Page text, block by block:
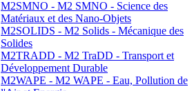
M2SMNO - M2 SMNO - Science des
Matériaux et des Nano-Objets
M2SOLIDS - M2 Solids - Mécanique des
Solides
M2TRADD - M2 TraDD - Transport et
Développement Durable
M2WAPE - M2 WAPE - Eau, Pollution de